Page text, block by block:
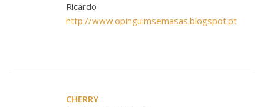
Ricardo
http://www.opinguimsemasas.blogspot.pt
CHERRY